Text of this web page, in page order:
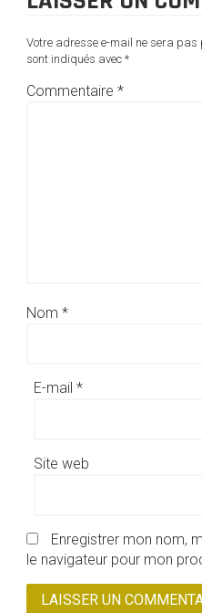
Votre adresse e-mail ne sera pas
sont indiqués avec *
Commentaire *
Nom *
E-mail *
Site web
Enregistrer mon nom,
le navigateur pour mon